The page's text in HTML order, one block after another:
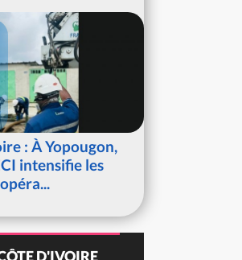
: À Yopougon,
intensifie les
opéra...
D'IVOIRE